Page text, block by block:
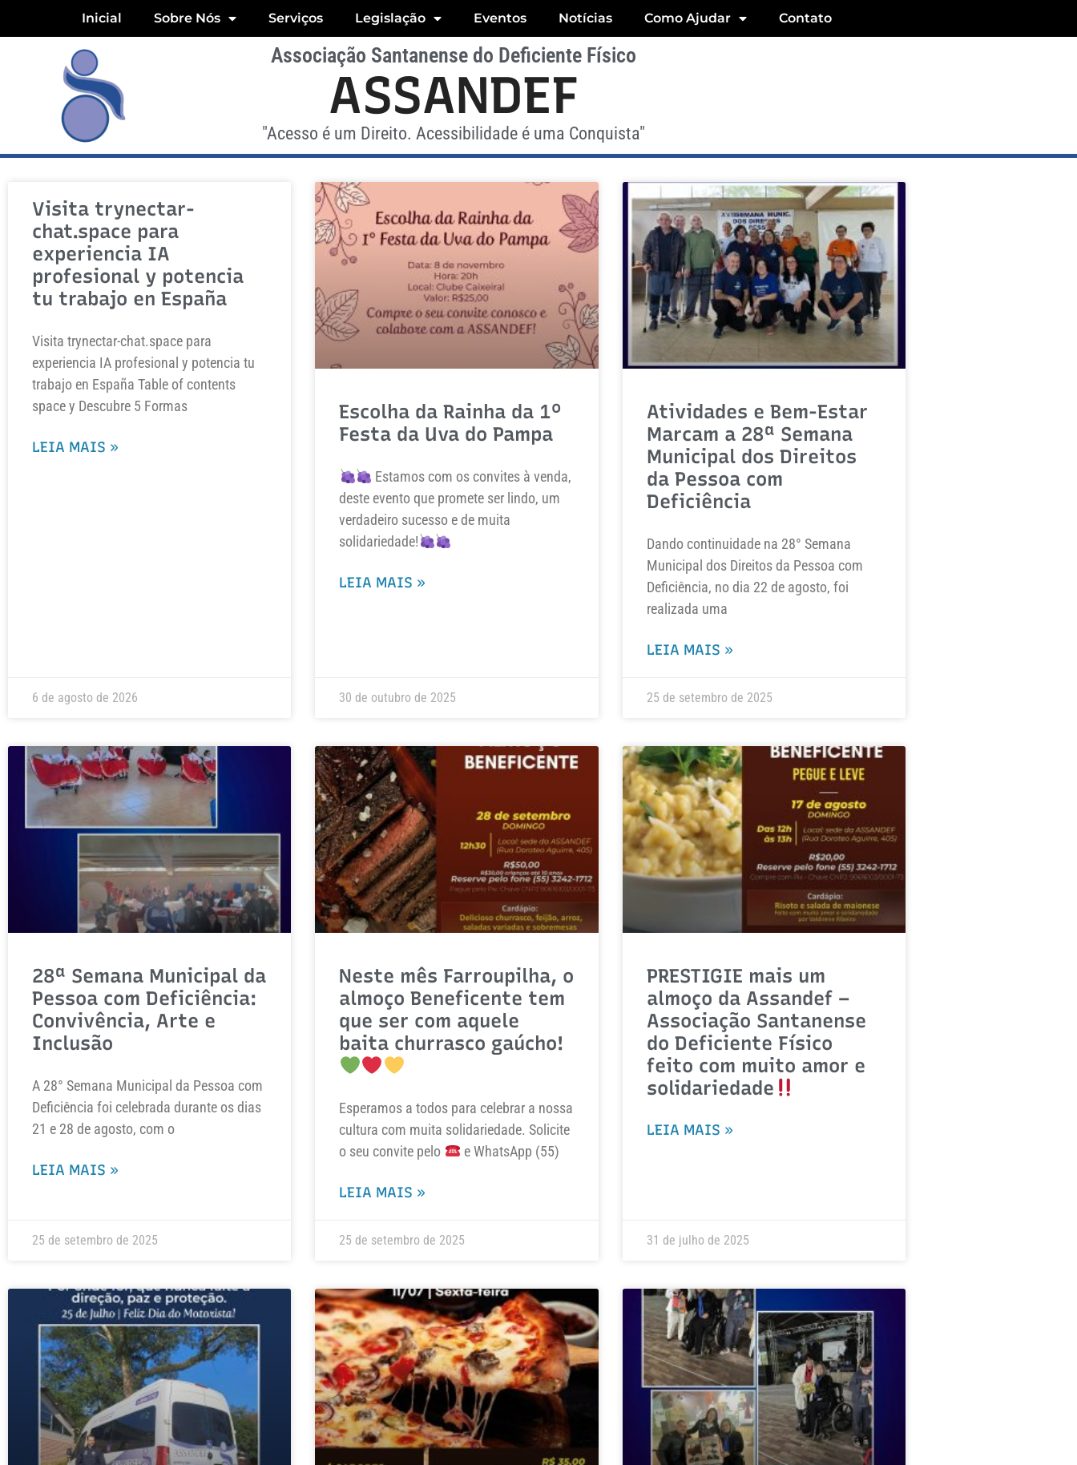
Inicial Sobre Nós Serviços Legislação Eventos Notícias Como Ajudar Contato
Associação Santanense do Deficiente Físico
ASSANDEF
"Acesso é um Direito. Acessibilidade é uma Conquista"
Visita trynectar-
chat.space para
experiencia IA
profesional y potencia
tu trabajo en España
Visita trynectar-chat.space para
experiencia IA profesional y potencia tu
trabajo en España Table of contents
space y Descubre 5 Formas
LEIA MAIS »
6 de agosto de 2026
Escolha da Rainha da 1º
Festa da Uva do Pampa
Estamos com os convites à venda,
deste evento que promete ser lindo, um
verdadeiro sucesso e de muita
solidariedade!
LEIA MAIS »
30 de outubro de 2025
Atividades e Bem-Estar
Marcam a 28ª Semana
Municipal dos Direitos
da Pessoa com
Deficiência
Dando continuidade na 28° Semana
Municipal dos Direitos da Pessoa com
Deficiência, no dia 22 de agosto, foi
realizada uma
LEIA MAIS »
25 de setembro de 2025
28ª Semana Municipal da
Pessoa com Deficiência:
Convivência, Arte e
Inclusão
A 28° Semana Municipal da Pessoa com
Deficiência foi celebrada durante os dias
21 e 28 de agosto, com o
LEIA MAIS »
25 de setembro de 2025
Neste mês Farroupilha, o
almoço Beneficente tem
que ser com aquele
baita churrasco gaúcho!
Esperamos a todos para celebrar a nossa
cultura com muita solidariedade. Solicite
o seu convite pelo
e WhatsApp (55)
LEIA MAIS »
25 de setembro de 2025
PRESTIGIE mais um
almoço da Assandef –
Associação Santanense
do Deficiente Físico
feito com muito amor e
solidariedade
LEIA MAIS »
31 de julho de 2025